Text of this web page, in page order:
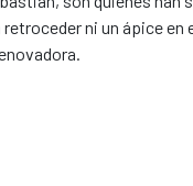
retroceder ni un ápice